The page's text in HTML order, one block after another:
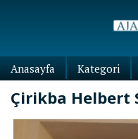
Anasayfa Kategori
Çirikba Helbert